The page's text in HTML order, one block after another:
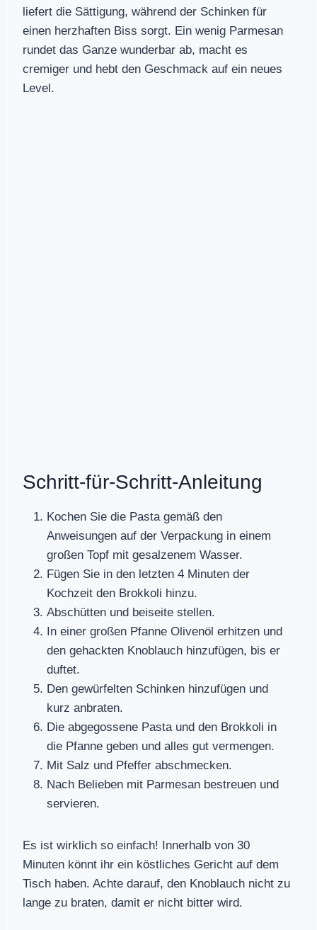
liefert die Sättigung, während der Schinken für
einen herzhaften Biss sorgt. Ein wenig Parmesan
rundet das Ganze wunderbar ab, macht es
cremiger und hebt den Geschmack auf ein neues
Level.
Schritt-für-Schritt-Anleitung
Kochen Sie die Pasta gemäß den
Anweisungen auf der Verpackung in einem
großen Topf mit gesalzenem Wasser.
Fügen Sie in den letzten 4 Minuten der
Kochzeit den Brokkoli hinzu.
Abschütten und beiseite stellen.
In einer großen Pfanne Olivenöl erhitzen und
den gehackten Knoblauch hinzufügen, bis er
duftet.
Den gewürfelten Schinken hinzufügen und
kurz anbraten.
Die abgegossene Pasta und den Brokkoli in
die Pfanne geben und alles gut vermengen.
Mit Salz und Pfeffer abschmecken.
Nach Belieben mit Parmesan bestreuen und
servieren.
Es ist wirklich so einfach! Innerhalb von 30
Minuten könnt ihr ein köstliches Gericht auf dem
Tisch haben. Achte darauf, den Knoblauch nicht zu
lange zu braten, damit er nicht bitter wird.